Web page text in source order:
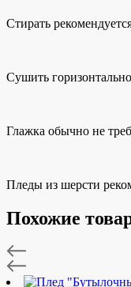
Стирать
Сушить
Глажка обычно не
Пледы из шерсти
Похожие